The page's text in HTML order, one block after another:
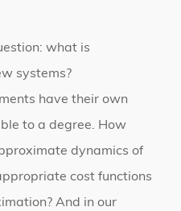
what is
systems?
have their own
to a degree. How
dynamics of
cost functions
And in our